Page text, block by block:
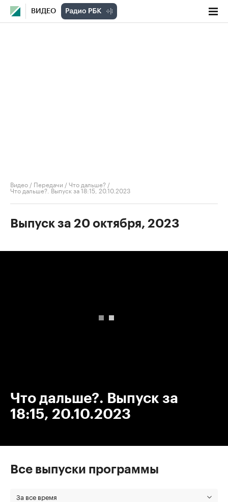
ВИДЕО
Видео / Передачи /Что дальше? /
Что дальше?. Выпуск за 18:15, 20.10.2023
Выпуск за 20 октября, 2023
Что дальше?. Выпуск за
18:15, 20.10.2023
Все выпуски программы
За все время